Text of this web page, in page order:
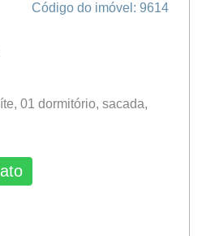
Código do imóvel: 9614
01 dormitório, sacada,